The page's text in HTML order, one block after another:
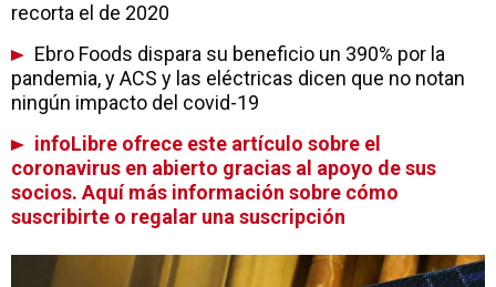
recorta el de 2020
Ebro Foods dispara su beneficio un 390% por la
pandemia, y ACS y las eléctricas dicen que no notan
ningún impacto del covid-19
infoLibre ofrece este artículo sobre el
coronavirus en abierto gracias al apoyo de sus
socios. Aquí más información sobre cómo
suscribirte o regalar una suscripción